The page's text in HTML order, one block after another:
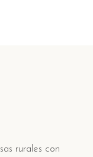
rurales con